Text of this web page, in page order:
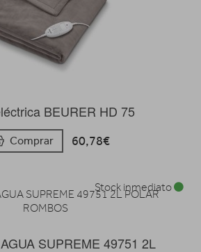
BEURER HD 75
Comprar 60,78€
SUPREME 49751 2L
Stock inmediato